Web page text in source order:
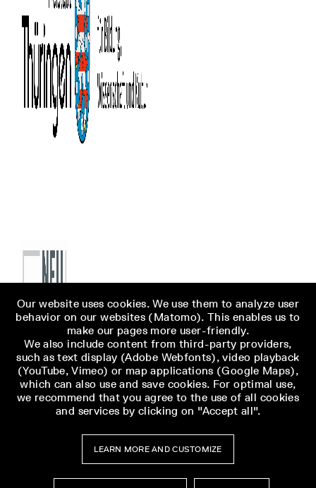
Our website uses cookies. We use them to analyze user
behavior on our websites (Matomo). This enables us to
make our pages more user-friendly.
We also include content from third-party providers,
such as text display (Adobe Webfonts), video playback
(YouTube, Vimeo) or map applications (Google Maps),
which can also use and save cookies. For optimal use,
we recommend that you agree to the use of all cookies
and services by clicking on "Accept all".
LEARN MORE AND CUSTOMIZE